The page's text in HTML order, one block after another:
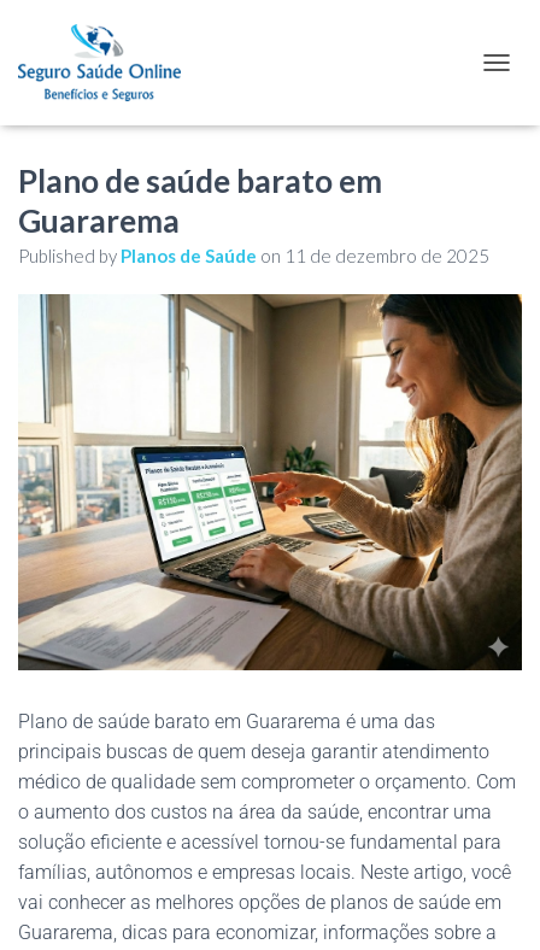
Plano de saúde barato em
Guararema
Published by Planos de Saúde on 11 de dezembro de 2025
Plano de saúde barato em Guararema é uma das
principais buscas de quem deseja garantir atendimento
médico de qualidade sem comprometer o orçamento. Com
o aumento dos custos na área da saúde, encontrar uma
solução eficiente e acessível tornou-se fundamental para
famílias, autônomos e empresas locais. Neste artigo, você
vai conhecer as melhores opções de planos de saúde em
Guararema, dicas para economizar, informações sobre a